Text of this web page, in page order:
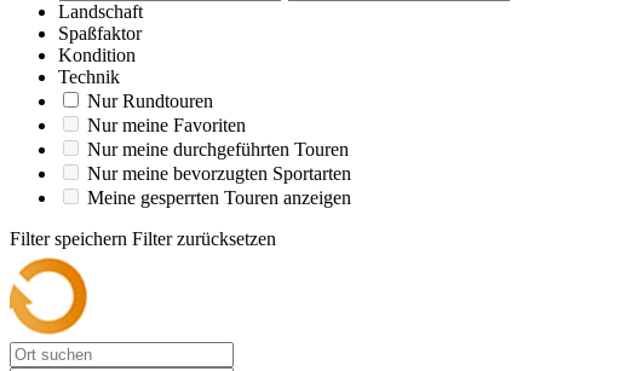
Landschaft
Spaßfaktor
Kondition
Technik
Nur Rundtouren
Nur meine Favoriten
Nur meine durchgeführten Touren
Nur meine bevorzugten Sportarten
Meine gesperrten Touren anzeigen
Filter speichern Filter zurücksetzen